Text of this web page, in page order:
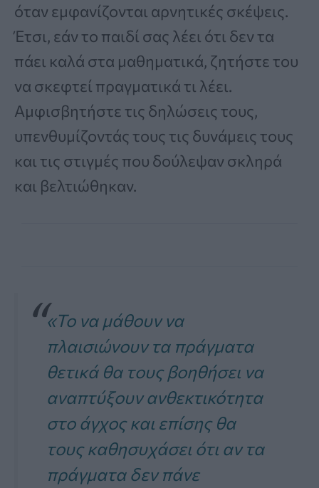
όταν εμφανίζονται αρνητικές σκέψεις.
Έτσι, εάν το παιδί σας λέει ότι δεν τα
πάει καλά στα μαθηματικά, ζητήστε του
να σκεφτεί πραγματικά τι λέει.
Αμφισβητήστε τις δηλώσεις τους,
υπενθυμίζοντάς τους τις δυνάμεις τους
και τις στιγμές που δούλεψαν σκληρά
και βελτιώθηκαν.
«Το να μάθουν να
πλαισιώνουν τα πράγματα
θετικά θα τους βοηθήσει να
αναπτύξουν ανθεκτικότητα
στο άγχος και επίσης θα
τους καθησυχάσει ότι αν τα
πράγματα δεν πάνε